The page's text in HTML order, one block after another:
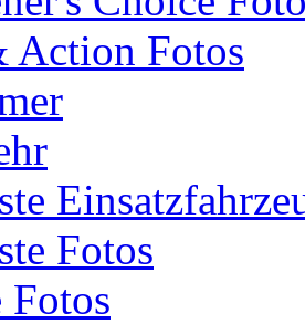
Action Fotos
Fotos
Fotos